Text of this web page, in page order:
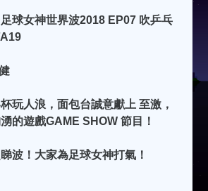
球女神世界波2018 EP07 吹乒乓
玩人浪，面包台誠意獻上 至激，
的遊戲GAME SHOW 節目！
波！大家為足球女神打氣！